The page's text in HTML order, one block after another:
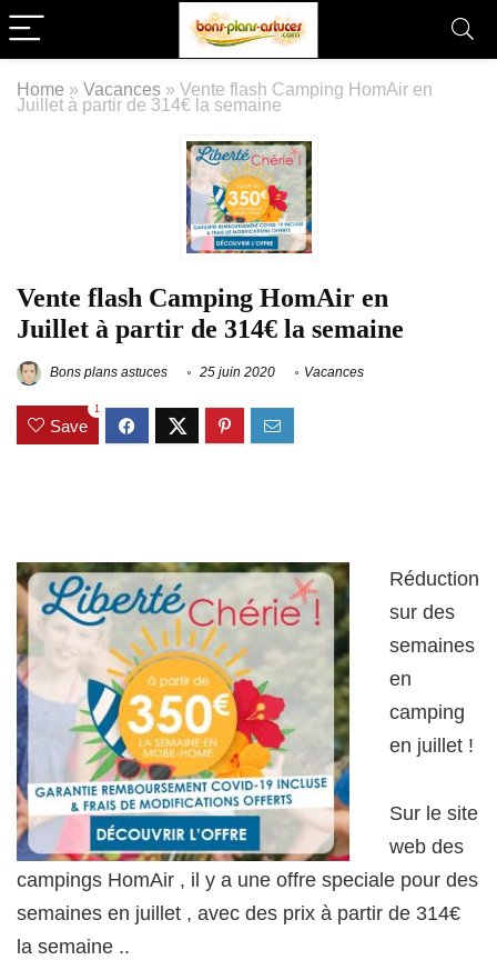
Home » Vacances » Vente flash Camping HomAir en
Juillet à partir de 314€ la semaine
Vente flash Camping HomAir en
Juillet à partir de 314€ la semaine
Bons plans astuces 25 juin 2020 Vacances
Save
1
Réduction
sur des
semaines
en
camping
en juillet !
Sur le site
web des
campings HomAir , il y a une offre speciale pour des
semaines en juillet , avec des prix à partir de 314€
la semaine ..